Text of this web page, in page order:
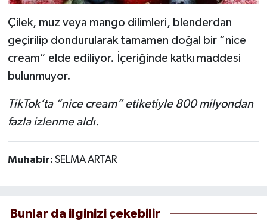
Çilek, muz veya mango dilimleri, blenderdan
geçirilip dondurularak tamamen doğal bir “nice
cream” elde ediliyor. İçeriğinde katkı maddesi
bulunmuyor.
TikTok’ta “nice cream” etiketiyle 800 milyondan
fazla izlenme aldı.
Muhabir: SELMA ARTAR
Bunlar da ilginizi çekebilir